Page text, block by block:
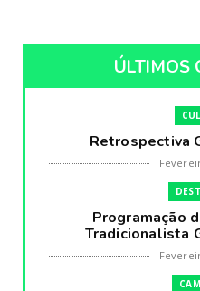
ÚLTIMOS
Retrospectiva
Programação
Tradicionalista